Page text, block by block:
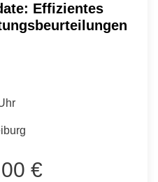
Effizientes
€